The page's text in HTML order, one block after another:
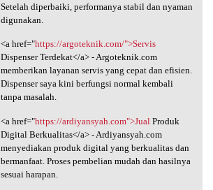
Setelah diperbaiki, performanya stabil dan nyaman
digunakan.
<a href="https://argoteknik.com/">Servis
Dispenser Terdekat</a> - Argoteknik.com
memberikan layanan servis yang cepat dan efisien.
Dispenser saya kini berfungsi normal kembali
tanpa masalah.
<a href="https://ardiyansyah.com">JualProduk
Digital Berkualitas</a> - Ardiyansyah.com
menyediakan produk digital yang berkualitas dan
bermanfaat. Proses pembelian mudah dan hasilnya
sesuai harapan.